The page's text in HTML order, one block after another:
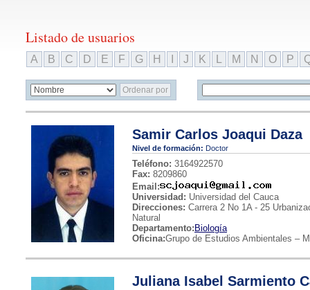
Listado de usuarios
A B C D E F G H J K M N O P
Samir Carlos Joaqui Daza
Nivel de formación: Doctor
Teléfono: 3164922570
Fax: 8209860
Email:
Universidad: Universidad del Cauca
Direcciones: Carrera 2 No 1A - 25
Natural
Departamento: Biología
Oficina:Grupo de Estudios Ambientales –
Juliana Isabel Sarmiento